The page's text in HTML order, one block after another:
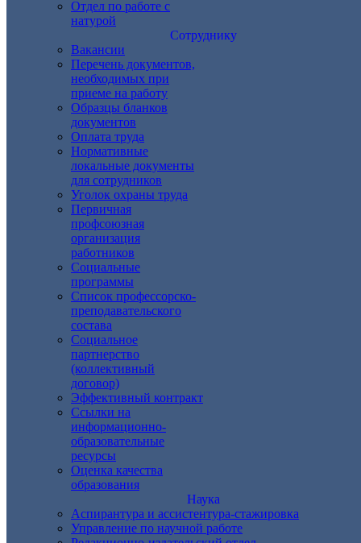
Отдел по работе с
натурой
Сотруднику
Вакансии
Перечень документов,
необходимых при
приеме на работу
Образцы бланков
документов
Оплата труда
Нормативные
локальные документы
для сотрудников
Уголок охраны труда
Первичная
профсоюзная
организация
работников
Социальные
программы
Список профессорско-
преподавательского
состава
Социальное
партнерство
(коллективный
договор)
Эффективный контракт
Ссылки на
информационно-
образовательные
ресурсы
Оценка качества
образования
Наука
Аспирантура и ассистентура-стажировка
Управление по научной работе